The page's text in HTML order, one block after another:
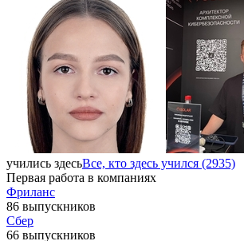
учились здесьВсе, кто здесь учился (2935)
Первая работа в компаниях
Фриланс
86 выпускников
Сбер
66 выпускников